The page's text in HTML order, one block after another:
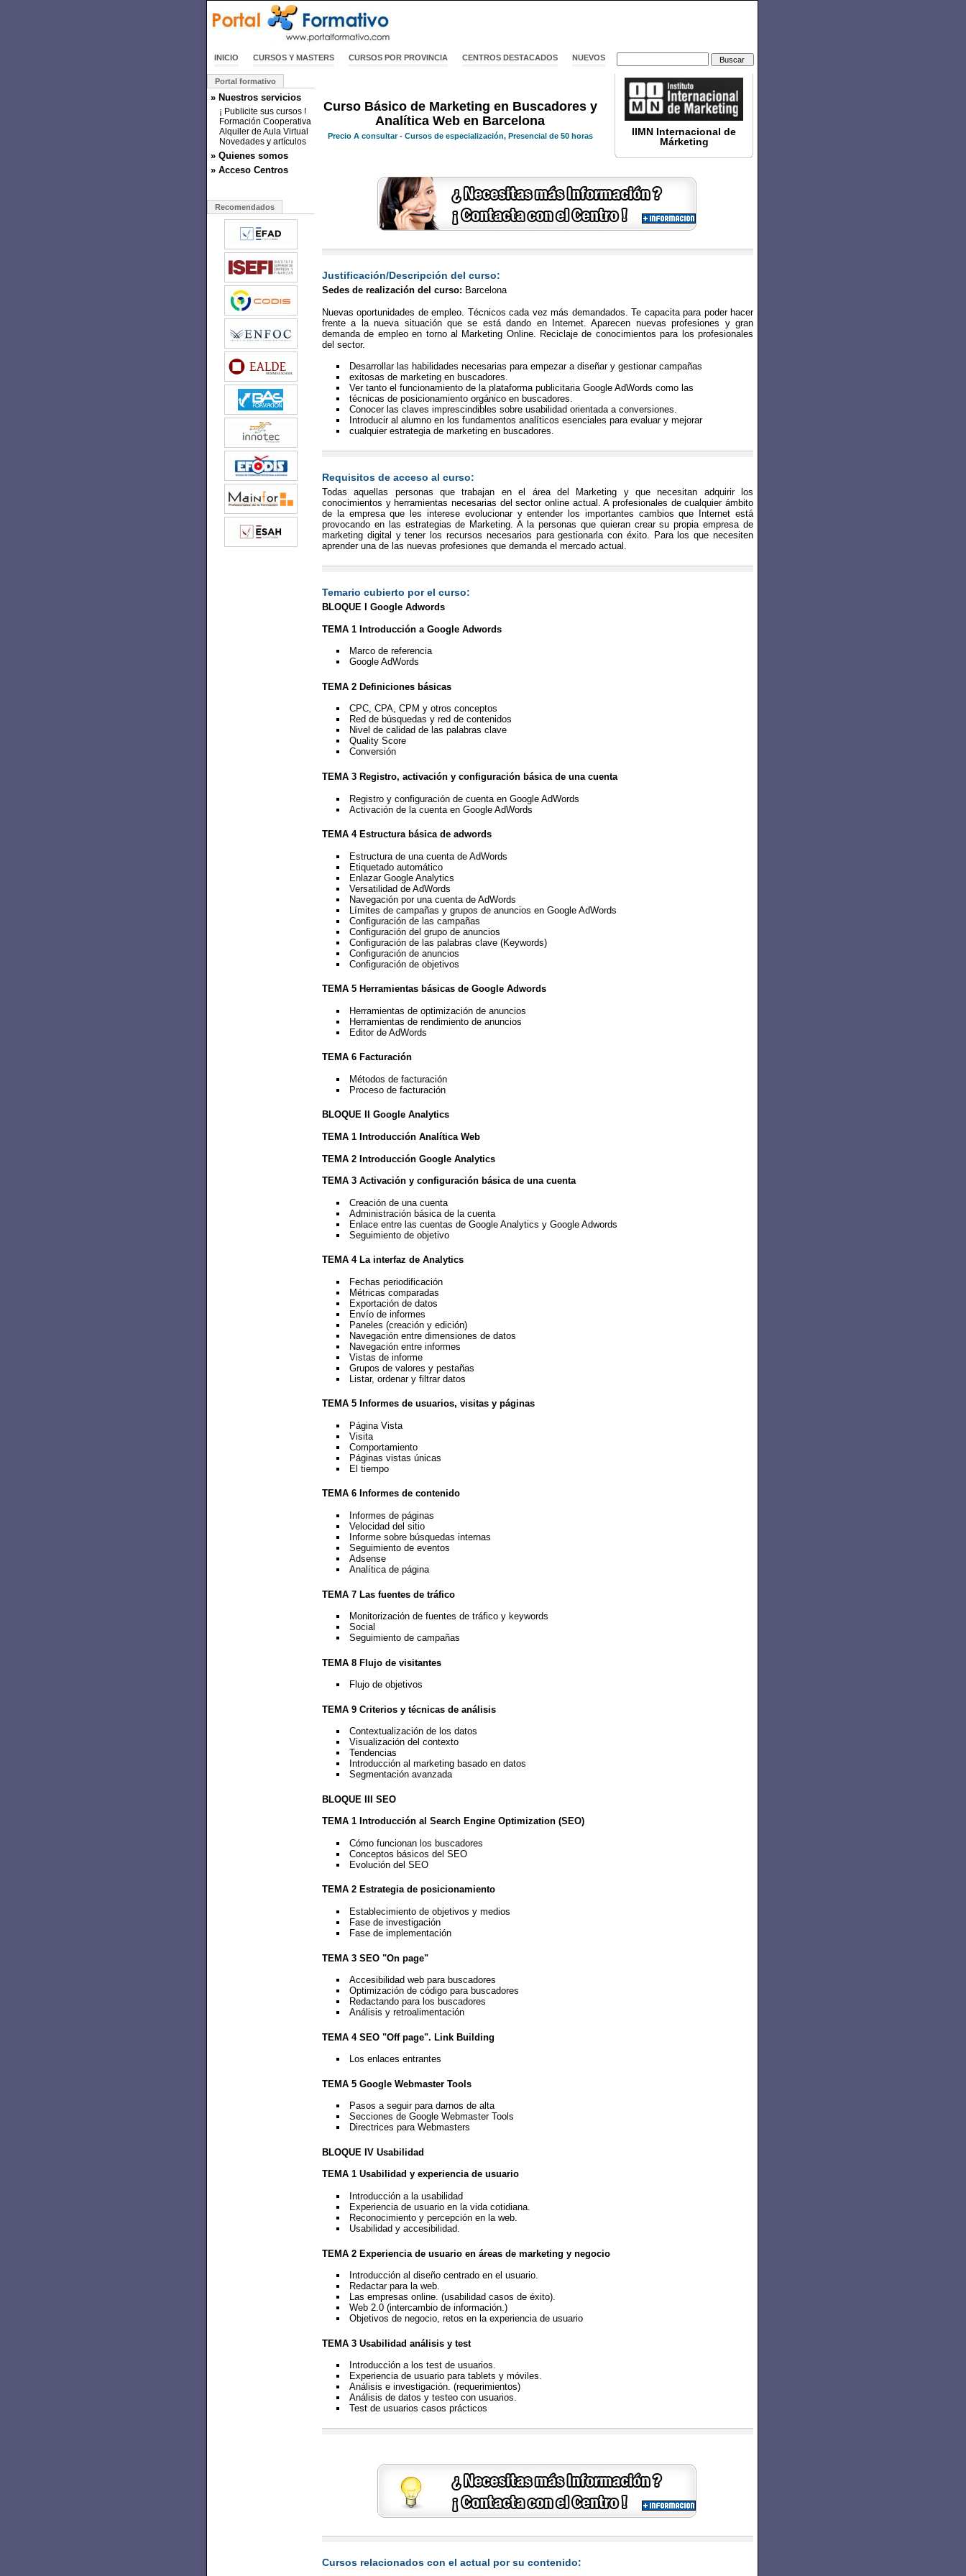
INICIO CURSOS Y MASTERS CURSOS POR PROVINCIA CENTROS DESTACADOS NUEVOS
Portal formativo
» Nuestros servicios
¡ Publicite sus cursos !
Formación Cooperativa
Alquiler de Aula Virtual
Novedades y artículos
» Quienes somos
» Acceso Centros
Recomendados
Curso Básico de Marketing en Buscadores y
Analítica Web en Barcelona
Precio A consultar - Cursos de especialización, Presencial de 50 horas
IIMN Internacional de
Márketing
Justificación/Descripción del curso:
Sedes de realización del curso: Barcelona
Nuevas oportunidades de empleo. Técnicos cada vez más demandados. Te capacita para poder hacer
frente a la nueva situación que se está dando en Internet. Aparecen nuevas profesiones y gran
demanda de empleo en torno al Marketing Online. Reciclaje de conocimientos para los profesionales
del sector.
Desarrollar las habilidades necesarias para empezar a diseñar y gestionar campañas
exitosas de marketing en buscadores.
Ver tanto el funcionamiento de la plataforma publicitaria Google AdWords como las
técnicas de posicionamiento orgánico en buscadores.
Conocer las claves imprescindibles sobre usabilidad orientada a conversiones.
Introducir al alumno en los fundamentos analíticos esenciales para evaluar y mejorar
cualquier estrategia de marketing en buscadores.
Requisitos de acceso al curso:
Todas aquellas personas que trabajan en el área del Marketing y que necesitan adquirir los
conocimientos y herramientas necesarias del sector online actual. A profesionales de cualquier ámbito
de la empresa que les interese evolucionar y entender los importantes cambios que Internet está
provocando en las estrategias de Marketing. A la personas que quieran crear su propia empresa de
marketing digital y tener los recursos necesarios para gestionarla con éxito. Para los que necesiten
aprender una de las nuevas profesiones que demanda el mercado actual.
Temario cubierto por el curso:
BLOQUE I Google Adwords
TEMA 1 Introducción a Google Adwords
Marco de referencia
Google AdWords
TEMA 2 Definiciones básicas
CPC, CPA, CPM y otros conceptos
Red de búsquedas y red de contenidos
Nivel de calidad de las palabras clave
Quality Score
Conversión
TEMA 3 Registro, activación y configuración básica de una cuenta
Registro y configuración de cuenta en Google AdWords
Activación de la cuenta en Google AdWords
TEMA 4 Estructura básica de adwords
Estructura de una cuenta de AdWords
Etiquetado automático
Enlazar Google Analytics
Versatilidad de AdWords
Navegación por una cuenta de AdWords
Límites de campañas y grupos de anuncios en Google AdWords
Configuración de las campañas
Configuración del grupo de anuncios
Configuración de las palabras clave (Keywords)
Configuración de anuncios
Configuración de objetivos
TEMA 5 Herramientas básicas de Google Adwords
Herramientas de optimización de anuncios
Herramientas de rendimiento de anuncios
Editor de AdWords
TEMA 6 Facturación
Métodos de facturación
Proceso de facturación
BLOQUE II Google Analytics
TEMA 1 Introducción Analítica Web
TEMA 2 Introducción Google Analytics
TEMA 3 Activación y configuración básica de una cuenta
Creación de una cuenta
Administración básica de la cuenta
Enlace entre las cuentas de Google Analytics y Google Adwords
Seguimiento de objetivo
TEMA 4 La interfaz de Analytics
Fechas periodificación
Métricas comparadas
Exportación de datos
Envío de informes
Paneles (creación y edición)
Navegación entre dimensiones de datos
Navegación entre informes
Vistas de informe
Grupos de valores y pestañas
Listar, ordenar y filtrar datos
TEMA 5 Informes de usuarios, visitas y páginas
Página Vista
Visita
Comportamiento
Páginas vistas únicas
El tiempo
TEMA 6 Informes de contenido
Informes de páginas
Velocidad del sitio
Informe sobre búsquedas internas
Seguimiento de eventos
Adsense
Analítica de página
TEMA 7 Las fuentes de tráfico
Monitorización de fuentes de tráfico y keywords
Social
Seguimiento de campañas
TEMA 8 Flujo de visitantes
Flujo de objetivos
TEMA 9 Criterios y técnicas de análisis
Contextualización de los datos
Visualización del contexto
Tendencias
Introducción al marketing basado en datos
Segmentación avanzada
BLOQUE III SEO
TEMA 1 Introducción al Search Engine Optimization (SEO)
Cómo funcionan los buscadores
Conceptos básicos del SEO
Evolución del SEO
TEMA 2 Estrategia de posicionamiento
Establecimiento de objetivos y medios
Fase de investigación
Fase de implementación
TEMA 3 SEO "On page"
Accesibilidad web para buscadores
Optimización de código para buscadores
Redactando para los buscadores
Análisis y retroalimentación
TEMA 4 SEO "Off page". Link Building
Los enlaces entrantes
TEMA 5 Google Webmaster Tools
Pasos a seguir para darnos de alta
Secciones de Google Webmaster Tools
Directrices para Webmasters
BLOQUE IV Usabilidad
TEMA 1 Usabilidad y experiencia de usuario
Introducción a la usabilidad
Experiencia de usuario en la vida cotidiana.
Reconocimiento y percepción en la web.
Usabilidad y accesibilidad.
TEMA 2 Experiencia de usuario en áreas de marketing y negocio
Introducción al diseño centrado en el usuario.
Redactar para la web.
Las empresas online. (usabilidad casos de éxito).
Web 2.0 (intercambio de información.)
Objetivos de negocio, retos en la experiencia de usuario
TEMA 3 Usabilidad análisis y test
Introducción a los test de usuarios.
Experiencia de usuario para tablets y móviles.
Análisis e investigación. (requerimientos)
Análisis de datos y testeo con usuarios.
Test de usuarios casos prácticos
Cursos relacionados con el actual por su contenido: